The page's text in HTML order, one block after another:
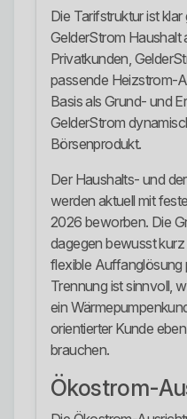
Die Tarifstruktur ist
GelderStrom Haushalt
Privatkunden,
passende Heizstrom-
Basis als Grund- und
GelderStrom
Börsenprodukt.
Der Haushalts- und
werden aktuell mit
2026 beworben. Die
dagegen bewusst
flexible Auffanglösung
Trennung ist sinnvoll,
ein
orientierter Kunde
brauchen.
Ökostrom-